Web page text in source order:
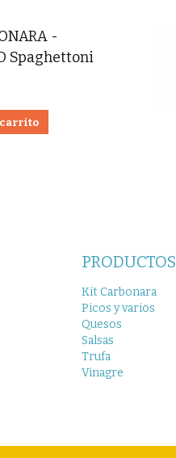
-
Spaghettoni
PRODUCTOS
Kit Carbonara
Picos y varios
Quesos
Salsas
Trufa
Vinagre